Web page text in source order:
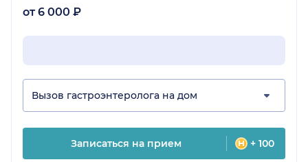
от 6 000 ₽
Вызов гастроэнтеролога на дом
Записаться на прием + 100